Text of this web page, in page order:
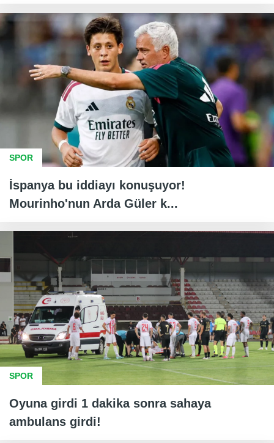
SPOR
İspanya bu iddiayı konuşuyor!
Mourinho'nun Arda Güler k...
SPOR
Oyuna girdi 1 dakika sonra sahaya
ambulans girdi!